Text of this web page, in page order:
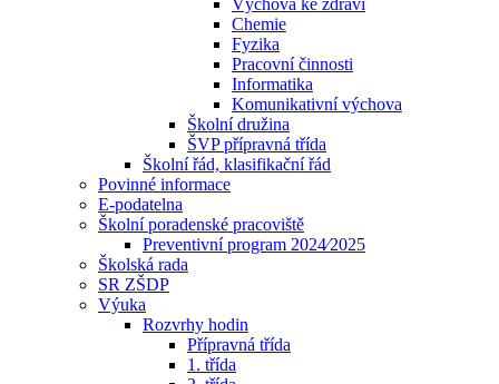
Výchova ke zdraví
Chemie
Fyzika
Pracovní činnosti
Informatika
Komunikativní výchova
Školní družina
ŠVP přípravná třída
Školní řád, klasifikační řád
Povinné informace
E-podatelna
Školní poradenské pracoviště
Preventivní program 2024⁄2025
Školská rada
SR ZŠDP
Výuka
Rozvrhy hodin
Přípravná třída
1. třída